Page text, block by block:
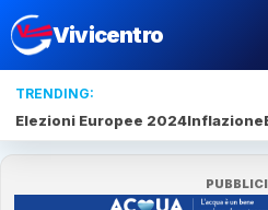
Vivicentro
TRENDING:
Elezioni Europee 2024Inflazione